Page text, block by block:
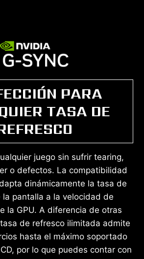
PARA
TASA DE
juego sin sufrir tearing,
o defectos. La compatibilidad
dinámicamente la tasa de
la pantalla a la velocidad de
la GPU. A diferencia de otras
de refresco ilimitada admite
hasta el máximo soportado
por lo que puedes contar con